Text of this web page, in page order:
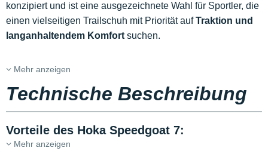
konzipiert und ist eine ausgezeichnete Wahl für Sportler, die
einen vielseitigen Trailschuh mit Priorität aufTraktion und
langanhaltendem Komfort suchen.
Mehr anzeigen
Technische Beschreibung
Vorteile des Hoka Speedgoat 7:
Mehr anzeigen